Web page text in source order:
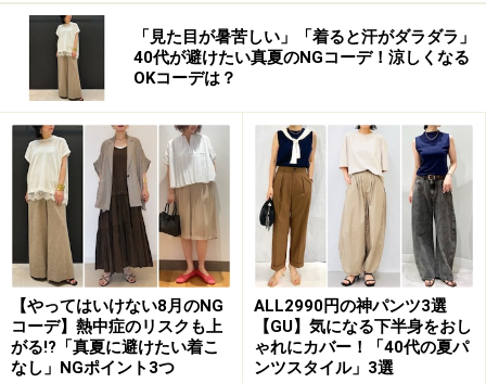
「見た目が暑苦しい」「着ると汗がダラダラ」
40代が避けたい真夏のNGコーデ！涼しくなる
OKコーデは？
【やってはいけない8月のNG
コーデ】熱中症のリスクも上
がる!?「真夏に避けたい着こ
なし」NGポイント3つ
ALL2990円の神パンツ3選
【GU】気になる下半身をおし
ゃれにカバー！「40代の夏パ
ンツスタイル」3選